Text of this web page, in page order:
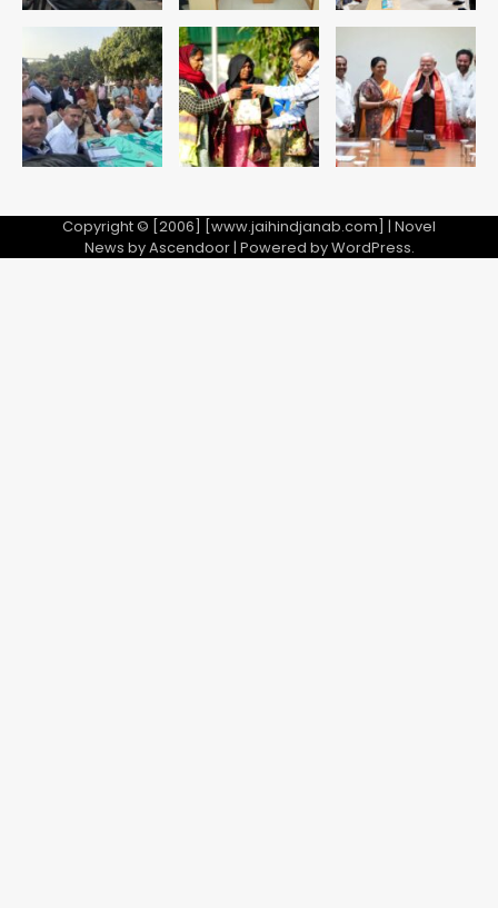
5
Taylor Swift: ट्रंप कैंपेन-व्हाइट हाउस
पोस्ट से हटाए गए गाने, जानें पूरा विवाद
Avinash Kumar
Copyright © [2006] [www.jaihindjanab.com] | Novel
News byAscendoor| Powered byWordPress.